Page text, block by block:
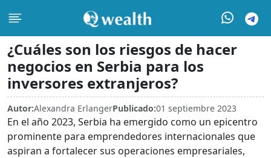
¿Cuáles son los riesgos de hacer
negocios en Serbia para los
inversores extranjeros?
Autor:Alexandra ErlangerPublicado:01 septiembre 2023
En el año 2023, Serbia ha emergido como un epicentro
prominente para emprendedores internacionales que
aspiran a fortalecer sus operaciones empresariales,